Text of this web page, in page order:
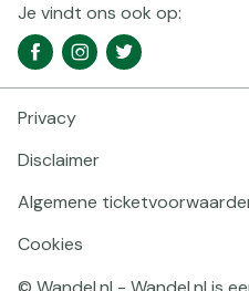
Je vindt ons ook op:
Social
media
FacebookInstagramTwitter
Footer
navigatie
Privacy
Disclaimer
Algemene
Cookies